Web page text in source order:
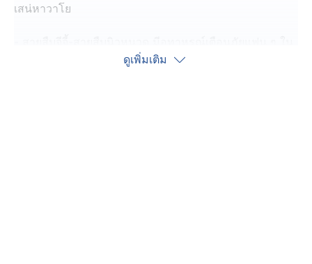
เสน่หาวาโย
สายสืบชาวบ้าน วันอาทิตย์นี้
ดูเพิ่มเติม